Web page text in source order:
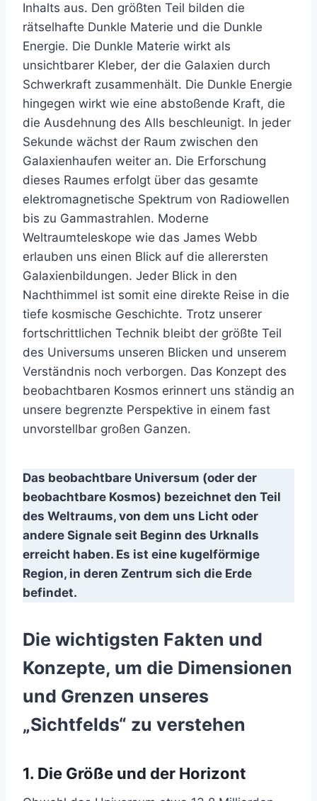
Inhalts aus. Den größten Teil bilden die
rätselhafte Dunkle Materie und die Dunkle
Energie. Die Dunkle Materie wirkt als
unsichtbarer Kleber, der die Galaxien durch
Schwerkraft zusammenhält. Die Dunkle Energie
hingegen wirkt wie eine abstoßende Kraft, die
die Ausdehnung des Alls beschleunigt. In jeder
Sekunde wächst der Raum zwischen den
Galaxienhaufen weiter an. Die Erforschung
dieses Raumes erfolgt über das gesamte
elektromagnetische Spektrum von Radiowellen
bis zu Gammastrahlen. Moderne
Weltraumteleskope wie das James Webb
erlauben uns einen Blick auf die allerersten
Galaxienbildungen. Jeder Blick in den
Nachthimmel ist somit eine direkte Reise in die
tiefe kosmische Geschichte. Trotz unserer
fortschrittlichen Technik bleibt der größte Teil
des Universums unseren Blicken und unserem
Verständnis noch verborgen. Das Konzept des
beobachtbaren Kosmos erinnert uns ständig an
unsere begrenzte Perspektive in einem fast
unvorstellbar großen Ganzen.
Das beobachtbare Universum (oder der
beobachtbare Kosmos) bezeichnet den Teil
des Weltraums, von dem uns Licht oder
andere Signale seit Beginn des Urknalls
erreicht haben. Es ist eine kugelförmige
Region, in deren Zentrum sich die Erde
befindet.
Die wichtigsten Fakten und
Konzepte, um die Dimensionen
und Grenzen unseres
„Sichtfelds“ zu verstehen
1. Die Größe und der Horizont